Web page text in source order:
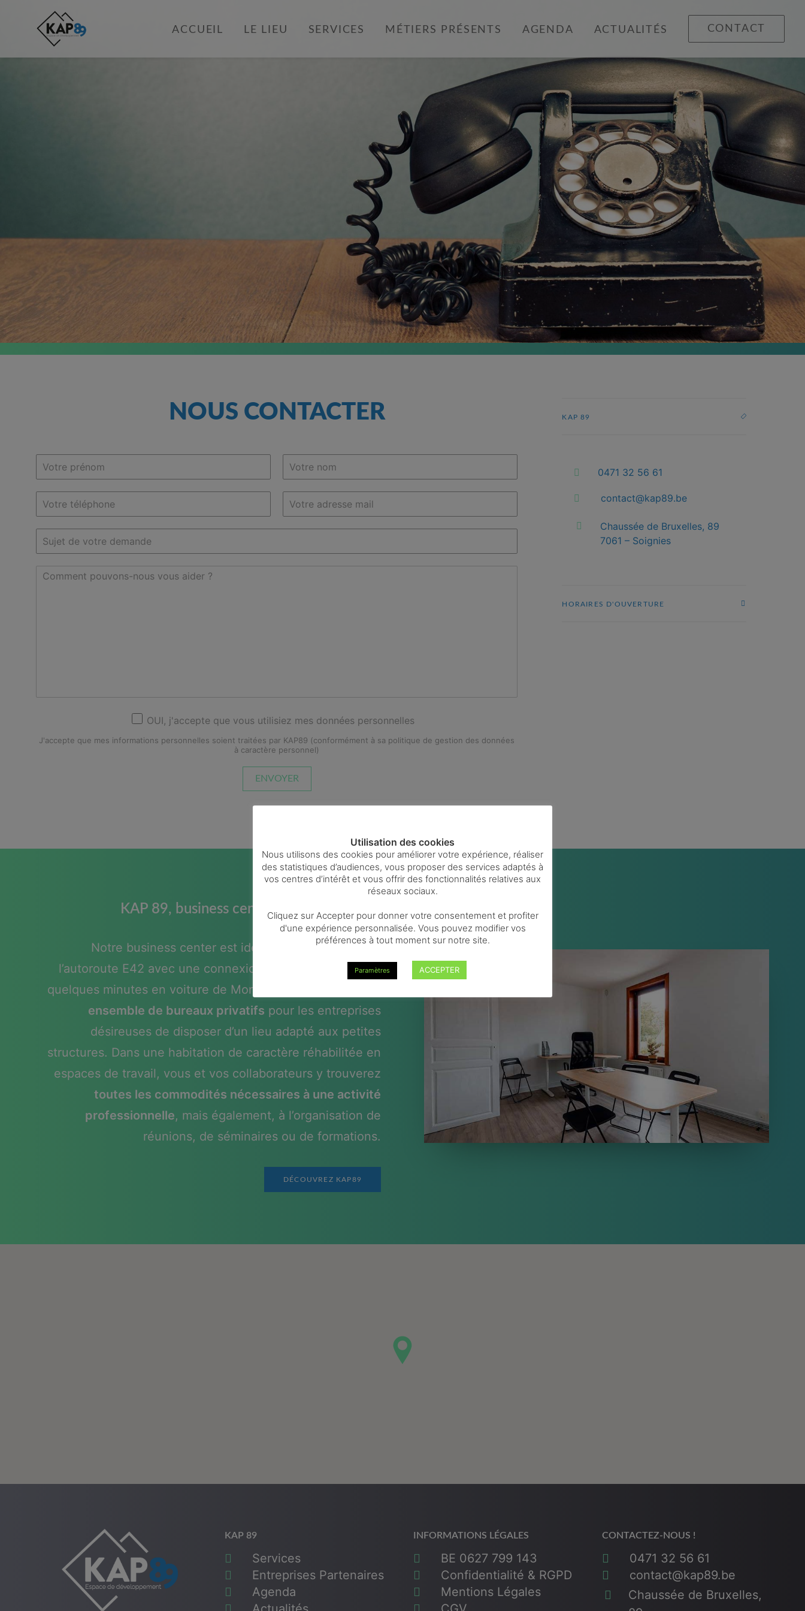
ACCUEIL LE LIEU SERVICES MÉTIERS PRÉSENTS AGENDA ACTUALITÉS CONTACT
NOUS CONTACTER
OUI, j'accepte que vous utilisiez mes données personnelles
J'accepte que mes informations personnelles soient traitées par KAP89 (conformément à sa politique de gestion des données
à caractère personnel)
ENVOYER
KAP 89
0471 32 56 61
contact@kap89.be
Chaussée de Bruxelles, 89
7061 – Soignies
HORAIRES D'OUVERTURE
KAP 89, business centre proche de Mons
Notre business center est idéalement situé près de
l’autoroute E42 avec une connexion à moins de 5km et à
quelques minutes en voiture de Mons.
ensemble de bureaux privatifs pour les entreprises
désireuses de disposer d’un lieu adapté aux petites
structures. Dans une habitation de caractère réhabilitée en
espaces de travail, vous et vos collaborateurs y trouverez
toutes les commodités nécessaires à une activité
professionnelle, mais également, à l’organisation de
réunions, de séminaires ou de formations.
DÉCOUVREZ KAP89
KAP 89
Services
Entreprises Partenaires
Agenda
INFORMATIONS LÉGALES
BE 0627 799 143
Confidentialité & RGPD
Mentions Légales
CONTACTEZ-NOUS !
0471 32 56 61
contact@kap89.be
Chaussée de Bruxelles,
Utilisation des cookies
Nous utilisons des cookies pour améliorer votre expérience, réaliser
des statistiques d’audiences, vous proposer des services adaptés à
vos centres d’intérêt et vous offrir des fonctionnalités relatives aux
réseaux sociaux.
Cliquez sur Accepter pour donner votre consentement et profiter
d'une expérience personnalisée. Vous pouvez modifier vos
préférences à tout moment sur notre site.
Paramètres ACCEPTER